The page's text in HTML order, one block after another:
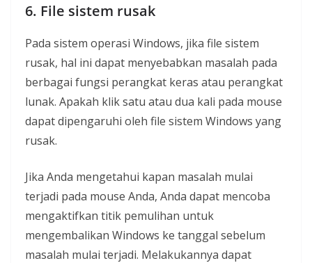
6. File sistem rusak
Pada sistem operasi Windows, jika file sistem
rusak, hal ini dapat menyebabkan masalah pada
berbagai fungsi perangkat keras atau perangkat
lunak. Apakah klik satu atau dua kali pada mouse
dapat dipengaruhi oleh file sistem Windows yang
rusak.
Jika Anda mengetahui kapan masalah mulai
terjadi pada mouse Anda, Anda dapat mencoba
mengaktifkan titik pemulihan untuk
mengembalikan Windows ke tanggal sebelum
masalah mulai terjadi. Melakukannya dapat